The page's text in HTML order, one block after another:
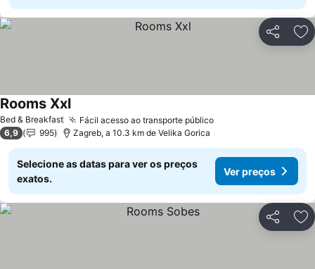
Partilhar
Bed & Breakfast Fácil acesso ao transporte públicoVer preços
Rooms XxlVer preços
6,9 995 Zagreb, a 10.3 km de Velika Gorica
Selecione as datas para ver os preços
exatos.
Ver preços
Partilhar